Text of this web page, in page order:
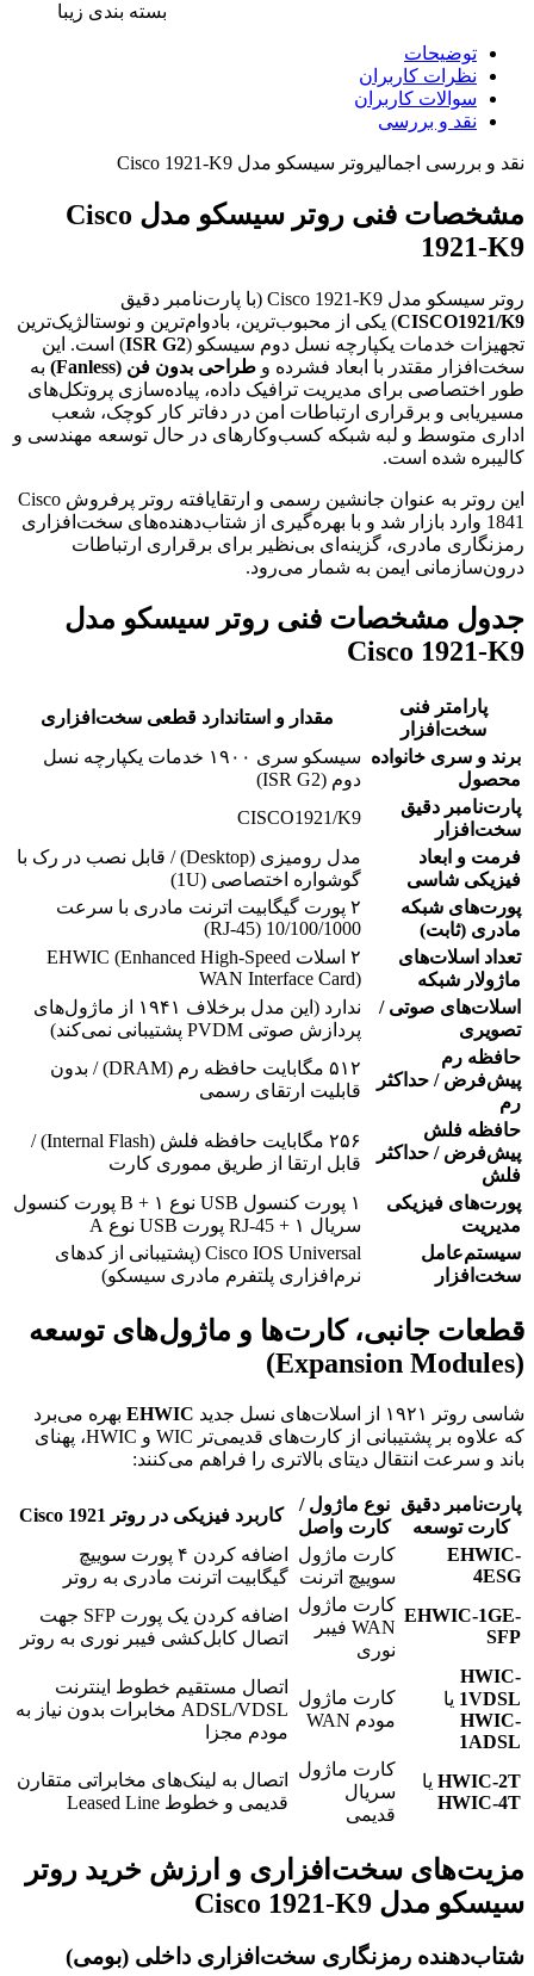
بسته بندی زیبا
توضیحات
نظرات کاربران
سوالات کاربران
نقد و بررسی
نقد و بررسی اجمالیروتر سیسکو مدل Cisco 1921-K9
مشخصات فنی روتر سیسکو مدل Cisco
1921-K9
روتر سیسکو مدل Cisco 1921-K9 (با پارت‌نامبر دقیق
CISCO1921/K9) یکی از محبوب‌ترین، بادوام‌ترین و نوستالژیک‌ترین
تجهیزات خدمات یکپارچه نسل دوم سیسکو (ISR G2) است. این
سخت‌افزار مقتدر با ابعاد فشرده و طراحی بدون فن (Fanless)
به
طور اختصاصی برای مدیریت ترافیک داده، پیاده‌سازی پروتکل‌های
مسیریابی و برقراری ارتباطات امن در دفاتر کار کوچک، شعب
اداری متوسط و لبه شبکه کسب‌وکارهای در حال توسعه مهندسی و
کالیبره شده است.
این روتر به عنوان جانشین رسمی و ارتقایافته روتر پرفروش Cisco
1841 وارد بازار شد و با بهره‌گیری از شتاب‌دهنده‌های سخت‌افزاری
رمزنگاری مادری، گزینه‌ای بی‌نظیر برای برقراری ارتباطات
درون‌سازمانی ایمن به شمار می‌رود.
جدول مشخصات فنی روتر سیسکو مدل
Cisco 1921-K9
پارامتر فنی
سخت‌افزار
مقدار و استاندارد قطعی سخت‌افزاری
برند و سری خانواده
محصول
سیسکو سری ۱۹۰۰ خدمات یکپارچه نسل
دوم (ISR G2)
پارت‌نامبر دقیق
سخت‌افزار
CISCO1921/K9
فرمت و ابعاد
فیزیکی شاسی
مدل رومیزی (Desktop) / قابل نصب در رک با
گوشواره اختصاصی (1U)
پورت‌های شبکه
مادری (ثابت)
۲ پورت گیگابیت اترنت مادری با سرعت
10/100/1000 (RJ-45)
تعداد اسلات‌های
ماژولار شبکه
۲ اسلات EHWIC (Enhanced High-Speed
WAN Interface Card)
اسلات‌های صوتی /
تصویری
ندارد (این مدل برخلاف ۱۹۴۱ از ماژول‌های
پردازش صوتی PVDM پشتیبانی نمی‌کند)
حافظه رم
پیش‌فرض / حداکثر
رم
۵۱۲ مگابایت حافظه رم (DRAM) / بدون
قابلیت ارتقای رسمی
حافظه فلش
پیش‌فرض / حداکثر
فلش
۲۵۶ مگابایت حافظه فلش (Internal Flash) /
قابل ارتقا از طریق مموری کارت
پورت‌های فیزیکی
مدیریت
۱ پورت کنسول USB نوع B + ۱ پورت کنسول
سریال RJ-45 + ۱ پورت USB نوع A
سیستم‌عامل
سخت‌افزار
Cisco IOS Universal (پشتیبانی از کدهای
نرم‌افزاری پلتفرم مادری سیسکو)
قطعات جانبی، کارت‌ها و ماژول‌های توسعه
(Expansion Modules)
شاسی روتر ۱۹۲۱ از اسلات‌های نسل جدید EHWIC بهره می‌برد
که علاوه بر پشتیبانی از کارت‌های قدیمی‌تر WIC و HWIC، پهنای
باند و سرعت انتقال دیتای بالاتری را فراهم می‌کنند:
پارت‌نامبر دقیق
کارت توسعه
نوع ماژول /
کارت واصل
کاربرد فیزیکی در روتر Cisco 1921
EHWIC-
4ESG
کارت ماژول
سوییچ اترنت
اضافه کردن ۴ پورت سوییچ
گیگابیت اترنت مادری به روتر
EHWIC-1GE-
SFP
کارت ماژول
WAN فیبر
نوری
اضافه کردن یک پورت SFP جهت
اتصال کابل‌کشی فیبر نوری به روتر
HWIC-
1VDSL یا
HWIC-
1ADSL
کارت ماژول
مودم WAN
اتصال مستقیم خطوط اینترنت
ADSL/VDSL مخابرات بدون نیاز به
مودم مجزا
HWIC-2T یا
HWIC-4T
کارت ماژول
سریال
قدیمی
اتصال به لینک‌های مخابراتی متقارن
قدیمی و خطوط Leased Line
مزیت‌های سخت‌افزاری و ارزش خرید روتر
سیسکو مدل Cisco 1921-K9
شتاب‌دهنده رمزنگاری سخت‌افزاری داخلی (بومی)